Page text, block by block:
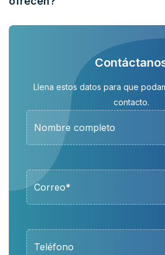
Llena estos datos para que
contacto.